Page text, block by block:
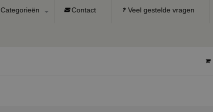
Categorieën Contact Veel gestelde vragen